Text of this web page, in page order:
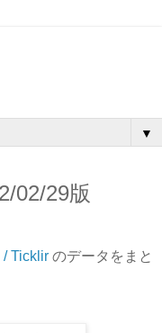
▼
02/29版
/ Ticklir のデータをまと